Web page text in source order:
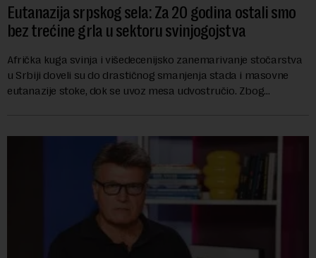
Eutanazija srpskog sela: Za 20 godina ostali smo
bez trećine grla u sektoru svinjogojstva
Afrička kuga svinja i višedecenijsko zanemarivanje stočarstva
u Srbiji doveli su do drastičnog smanjenja stada i masovne
eutanazije stoke, dok se uvoz mesa udvostručio. Zbog